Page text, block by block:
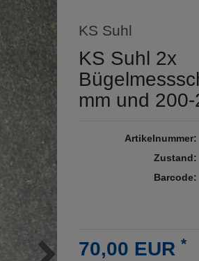
KS Suhl
KS Suhl 2x
mm und
Artikelnummer:
Zustand:
Barcode:
70,00 EUR *